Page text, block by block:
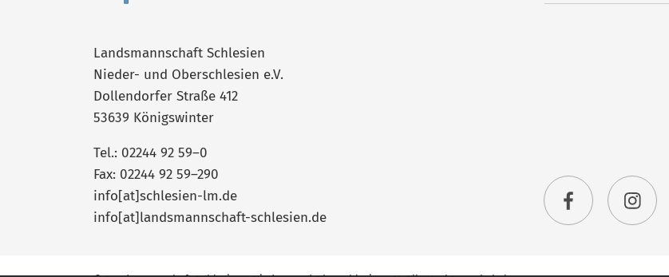
Landsmannschaft Schlesien
Nieder- und Oberschlesien e.V.
Dollendorfer Straße 412
53639 Königswinter
Tel.: 02244 92 59–0
Fax: 02244 92 59–290
info[at]schlesien-lm.de
info[at]landsmannschaft-schlesien.de